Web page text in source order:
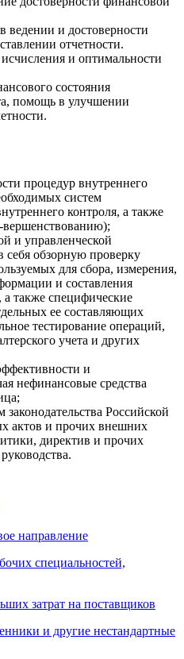
ведении и достоверности
отчетности.
и оптимальности
состояния
помощь в улучшении
процедур внутреннего
систем
контроля, а также
и управленческой
обзорную проверку
для сбора, измерения,
и составления
а также специфические
ее составляющих
тестирование операций,
учета и других
и
нефинансовые средства
Российской
актов и прочих внешних
директив и прочих
направление
специальностей,
затрат на поставщиков
и другие нестандартные